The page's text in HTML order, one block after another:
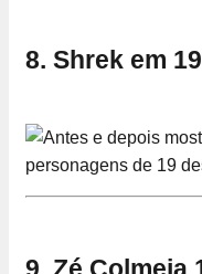
8. Shrek em